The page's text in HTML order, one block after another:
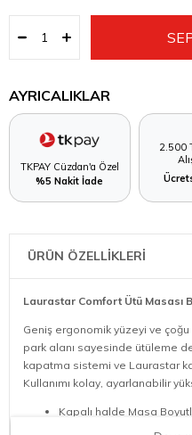
AYRICALIKLAR
TKPAY Cüzdan'a Özel
%5 Nakit İade
2.500
ÜRÜN ÖZELLİKLERİ
Laurastar Comfort Ütü Masası
Geniş ergonomik yüzeyi ve
park alanı sayesinde ütüleme
kapatma sistemi ve Laurastar
Kullanımı kolay, ayarlanabilir
Kapalı halde Masa